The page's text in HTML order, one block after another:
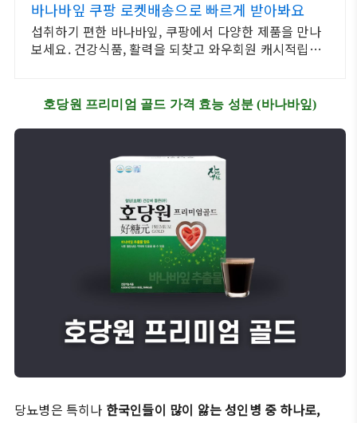
바나바잎 쿠팡 로켓배송으로 빠르게 받아봐요
섭취하기 편한 바나바잎, 쿠팡에서 다양한 제품을 만나
보세요. 건강식품, 활력을 되찾고 와우회원 캐시적립도
호당원 프리미엄 골드 가격 효능 성분 (바나바잎)
당뇨병은 특히나 한국인들이 많이 앓는 성인병 중 하나로,